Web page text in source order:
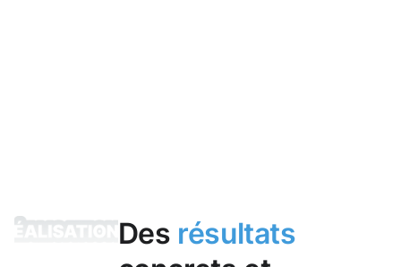
Des résultats